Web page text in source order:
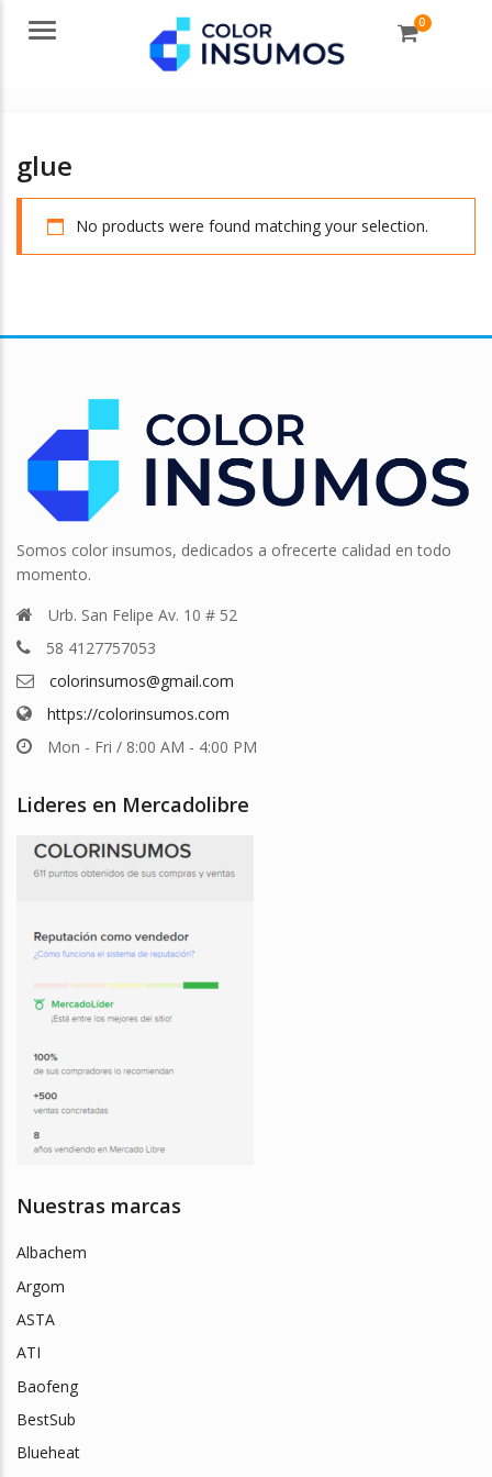
Menu 0
glue
No products were found matching your selection.
Somos color insumos, dedicados a ofrecerte calidad en todo
momento.
Urb. San Felipe Av. 10 # 52
58 4127757053
colorinsumos@gmail.com
https://colorinsumos.com
Mon - Fri / 8:00 AM - 4:00 PM
Lideres en Mercadolibre
Nuestras marcas
Albachem
Argom
ASTA
ATI
Baofeng
BestSub
Blueheat